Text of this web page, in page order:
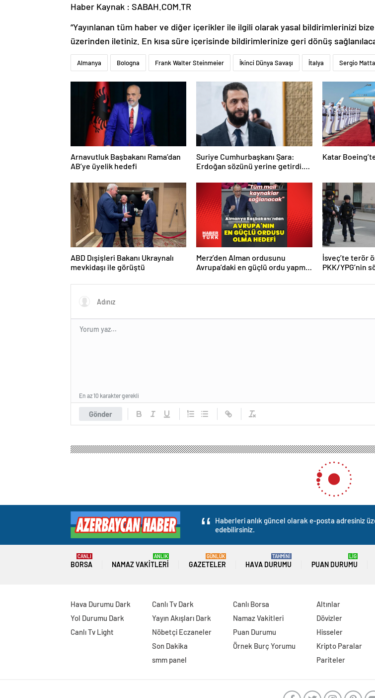
Haber Kaynak : SABAH.COM.TR
“Yayınlanan tüm haber ve diğer içerikler ile ilgili olarak yasal bildirimlerinizi
üzerinden iletiniz. En kısa süre içerisinde bildirimlerinize geri dönüş
Almanya Bologna Frank Walter Steinmeier İkinci Dünya Savaşı İtalya Sergio
Arnavutluk Başbakanı Rama’dan
AB’ye üyelik hedefi
Suriye Cumhurbaşkanı Şara:
Erdoğan sözünü yerine getirdi.
Katar
ABD Dışişleri Bakanı Ukraynalı
mevkidaşı ile görüştü
Merz’den Alman ordusunu
Avrupa’daki en güçlü ordu yapma
İsveç’te terör
PKK/YPG’nin
Gönder
En az 10 karakter gerekli
Haberleri anlık güncel olarak e-posta adresiniz
edebilirsiniz.
BORSA
CANLI
NAMAZ VAKITLERI
ANLIK
GAZETELER
GÜNLÜK
HAVA DURUMU
TAHMİNİ
PUAN DURUMU
LİG
Hava Durumu Dark
Yol Durumu Dark
Canlı Tv Light
Canlı Tv Dark
Yayın Akışları Dark
Nöbetçi Eczaneler
Son Dakika
smm panel
Canlı Borsa
Namaz Vakitleri
Puan Durumu
Örnek Burç Yorumu
Altınlar
Dövizler
Hisseler
Kripto Paralar
Pariteler